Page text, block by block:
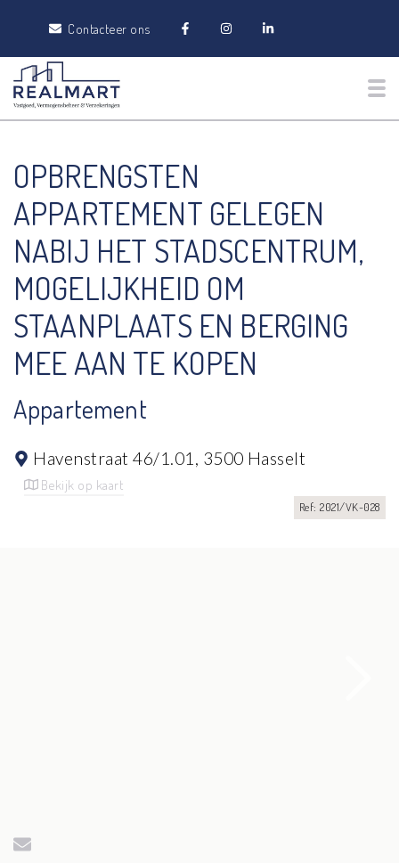
Contacteer ons
OPBRENGSTEN
APPARTEMENT GELEGEN
NABIJ HET STADSCENTRUM,
MOGELIJKHEID OM
STAANPLAATS EN BERGING
MEE AAN TE KOPEN
Appartement
Havenstraat 46/1.01, 3500 Hasselt
Bekijk op kaart
Ref: 2021/VK-028